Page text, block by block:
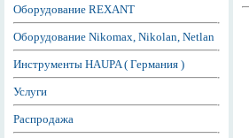
Оборудование REXANT
Оборудование Nikomax, Nikolan, Netlan
Инструменты HAUPA ( Германия )
Услуги
Распродажа